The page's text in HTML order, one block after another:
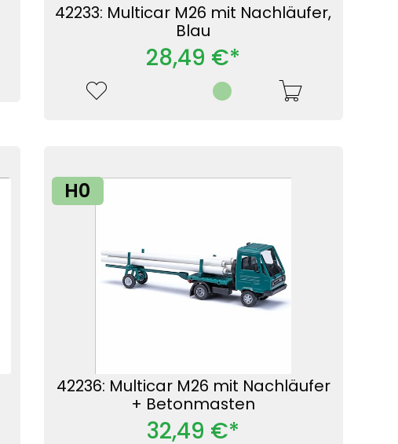
42233: Multicar M26 mit Nachläufer,
Blau
28,49 €*
H0
42236: Multicar M26 mit Nachläufer
+ Betonmasten
32,49 €*